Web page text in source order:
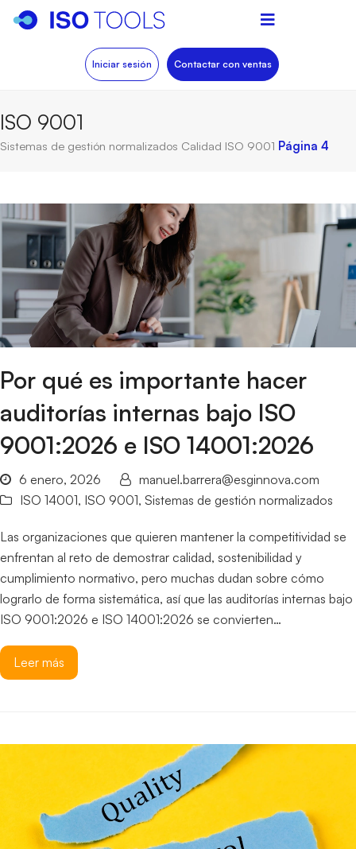
Iniciar sesión Contactar con ventas
ISO 9001
Sistemas de gestión normalizados Calidad ISO 9001 Página 4
Por qué es importante hacer
auditorías internas bajo ISO
9001:2026 e ISO 14001:2026
6 enero, 2026
manuel.barrera@esginnova.com
ISO 14001, ISO 9001, Sistemas de gestión normalizados
Las organizaciones que quieren mantener la competitividad se
enfrentan al reto de demostrar calidad, sostenibilidad y
cumplimiento normativo, pero muchas dudan sobre cómo
lograrlo de forma sistemática, así que las auditorías internas bajo
ISO 9001:2026 e ISO 14001:2026 se convierten…
Leer más